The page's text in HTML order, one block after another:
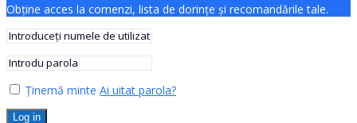
Obține acces la comenzi, lista de dorințe și recomandările tale.
Ținemă minte Ai uitat parola?
Log in